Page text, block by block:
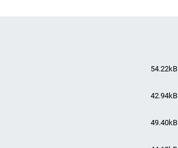
54.22kB
42.94kB
49.40kB